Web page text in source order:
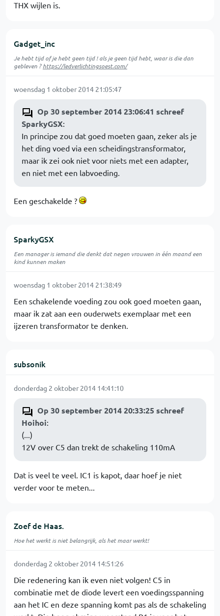
THX wijlen is.
Gadget_inc
Je hebt tijd of je hebt geen tijd ! als je geen tijd hebt, waar is die dan
gebleven ?https://ledverlichtingsoest.com/
woensdag 1 oktober 2014 21:05:47
Op 30 september 2014 23:06:41 schreef
SparkyGSX:
In principe zou dat goed moeten gaan, zeker als je
het ding voed via een scheidingstransformator,
maar ik zei ook niet voor niets met een adapter,
en niet met een labvoeding.
Een geschakelde ?
SparkyGSX
Een manager is iemand die denkt dat negen vrouwen in één maand een
kind kunnen maken
woensdag 1 oktober 2014 21:38:49
Een schakelende voeding zou ook goed moeten gaan,
maar ik zat aan een ouderwets exemplaar met een
ijzeren transformator te denken.
subsonik
donderdag 2 oktober 2014 14:41:10
Op 30 september 2014 20:33:25 schreef
Hoihoi:
(...)
12V over C5 dan trekt de schakeling 110mA
Dat is veel te veel. IC1 is kapot, daar hoef je niet
verder voor te meten...
Zoef de Haas.
Hoe het werkt is niet belangrijk, als het maar werkt!
donderdag 2 oktober 2014 14:51:26
Die redenering kan ik even niet volgen! C5 in
combinatie met de diode levert een voedingsspanning
aan het IC en deze spanning komt pas als de schakeling